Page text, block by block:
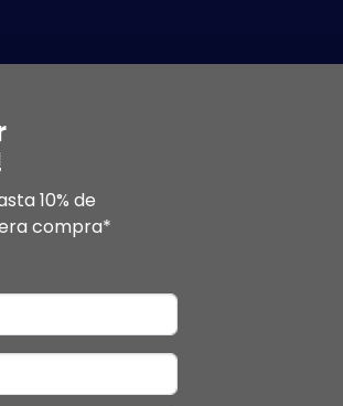
10% de
compra*